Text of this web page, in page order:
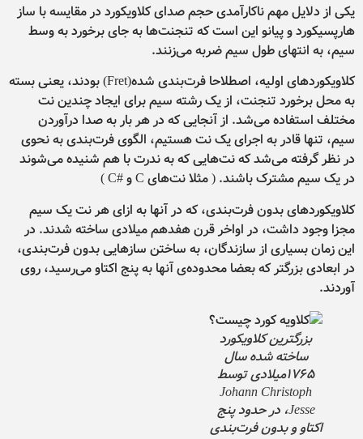
یکی از دلایل مهم ناکارآمدی حجم صدای کلاویکورد در مقایسه با ساز
هارپسیکورد و پیانو این است که تنجنت‌ها به جای برخورد به وسط
سیم، به انتهای طول سیم ضربه می‌زنند.
کلاویکوردهای اولیه، اصطلاحا فرت‌بندی شده(Fret) بودند، یعنی بسته
به محل برخورد تنجنت، از یک رشته سیم برای ایجاد چندین نت
مختلف استفاده می‌شد. از آنجایی که در هر بار به صدا درآوردن
سیم، تنها قادر به اجرای یک نت هستیم، الگوی فرت‌بندی به نحوی
در نظر گرفته می‌شد که نت‌هایی که به ندرت با هم شنیده می‌شوند
در یک سیم مشترک باشند. ( مثلا نت‌های C و #C )
کلاویکوردهای بدون فرت‌بندی، که در آنها به ازای هر نت یک سیم
مجزا وجود داشت، در اواخر قرن هفدهم میلادی ساخته شدند. در
این زمان بسیاری از سازندگان، به ساختن سازهایی بدون فرت‌بندی،
در ابعادی بزرگتر که بعضا محدوده‌ی آنها به پنج اکتاو می‌رسید، روی
آوردند.
بزرگترین کلاویکورد
ساخته شده سال
1765میلادی توسط
Johann Christoph
Jesse، در حدود پنج
اکتاو و بدون فرت‌بندی